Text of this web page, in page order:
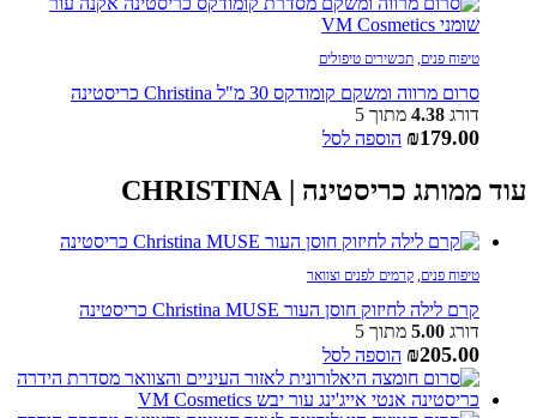
טיפוח פנים, תכשירים טיפולים
סרום מרווה ומשקם קומודקס 30 מ"ל Christina כריסטינה
דורג 4.38 מתוך 5
₪179.00 הוספה לסל
עוד ממותג כריסטינה | CHRISTINA
טיפוח פנים, קרמים לפנים וצוואר
קרם לילה לחיזוק חוסן העור Christina MUSE כריסטינה
דורג 5.00 מתוך 5
₪205.00 הוספה לסל